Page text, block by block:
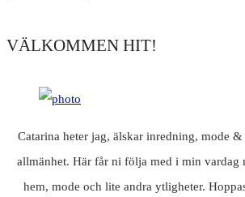
VÄLKOMMEN HIT!
Catarina heter jag, älskar inredning, mode
allmänhet. Här får ni följa med i min
hem, mode och lite andra ytligheter.